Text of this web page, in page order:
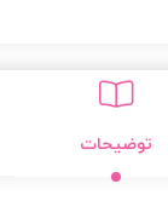
توضیحات